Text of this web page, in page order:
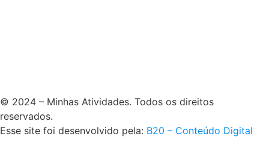
© 2024 – Minhas Atividades. Todos os direitos
reservados.
Esse site foi desenvolvido pela: B20 – Conteúdo Digital